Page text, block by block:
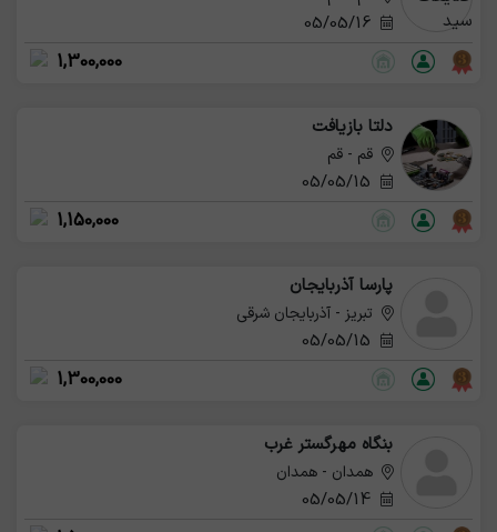
05/05/16
1,300,000
دلتا بازیافت
قم - قم
1,150,000
پارسا آذربایجان
تبریز - آذربایجان شرقی
1,300,000
بنگاه مهرگستر غرب
همدان - همدان
05/05/14